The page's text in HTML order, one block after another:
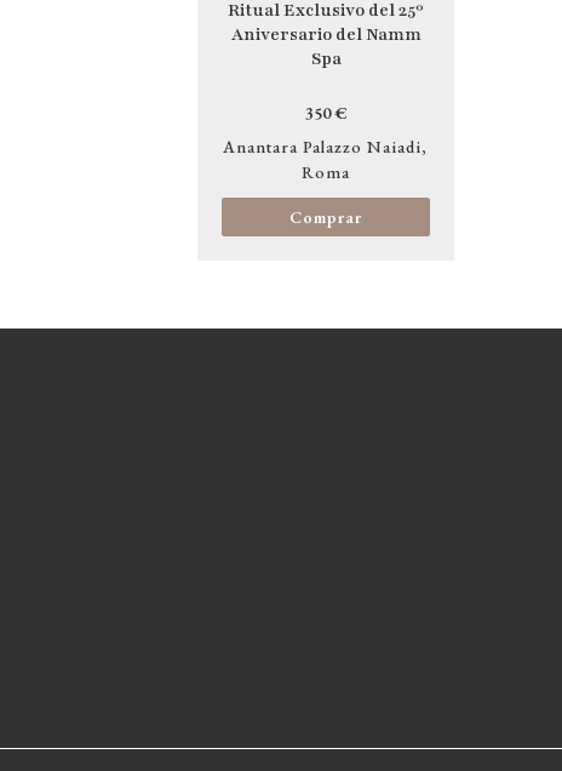
Ritual Exclusivo del 25º
Aniversario del Namm
Spa
350 €
Anantara Palazzo Naiadi
Roma
Comprar